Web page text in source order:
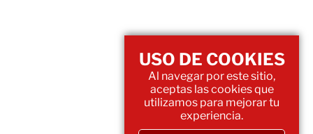
USO DE COOKIES
Al navegar por este sitio,
aceptas las cookies que
utilizamos para mejorar tu
experiencia.